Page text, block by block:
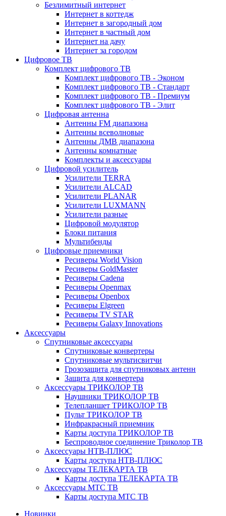
Безлимитный интернет
Интернет в коттедж
Интернет в загородный дом
Интернет в частный дом
Интернет на дачу
Интернет за городом
Цифровое ТВ
Комплект цифрового ТВ
Комплект цифрового ТВ - Эконом
Комплект цифрового ТВ - Стандарт
Комплект цифрового ТВ - Премиум
Комплект цифрового ТВ - Элит
Цифровая антенна
Антенны FM диапазона
Антенны всеволновые
Антенны ДМВ диапазона
Антенны комнатные
Комплекты и аксессуары
Цифровой усилитель
Усилители TERRA
Усилители ALCAD
Усилители PLANAR
Усилители LUXMANN
Усилители разные
Цифровой модулятор
Блоки питания
Мультибенды
Цифровые приемники
Ресиверы World Vision
Ресиверы GoldMaster
Ресиверы Cadena
Ресиверы Openmax
Ресиверы Openbox
Ресиверы Elgreen
Ресиверы TV STAR
Ресиверы Galaxy Innovations
Аксессуары
Спутниковые аксессуары
Спутниковые конвертеры
Спутниковые мультисвитчи
Грозозащита для спутниковых антенн
Защита для конвертера
Аксессуары ТРИКОЛОР ТВ
Наушники ТРИКОЛОР ТВ
Телепланшет ТРИКОЛОР ТВ
Пульт ТРИКОЛОР ТВ
Инфракрасный приемник
Карты доступа ТРИКОЛОР ТВ
Беспроводное соединение Триколор ТВ
Аксессуары НТВ-ПЛЮС
Карты доступа НТВ-ПЛЮС
Аксессуары ТЕЛЕКАРТА ТВ
Карты доступа ТЕЛЕКАРТА ТВ
Аксессуары МТС ТВ
Карты доступа МТС ТВ
Новинки